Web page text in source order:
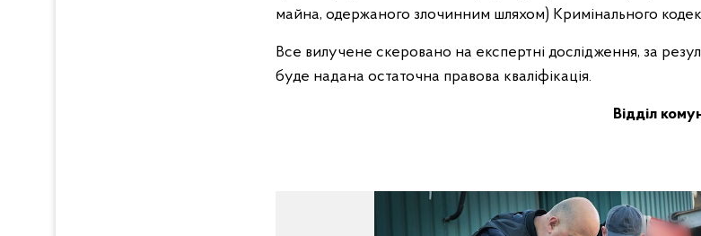
майна, одержаного злочинним шляхом) Кримінального
Все вилучене скеровано на експертні дослідження, за
буде надана остаточна правова кваліфікація.
Відділ